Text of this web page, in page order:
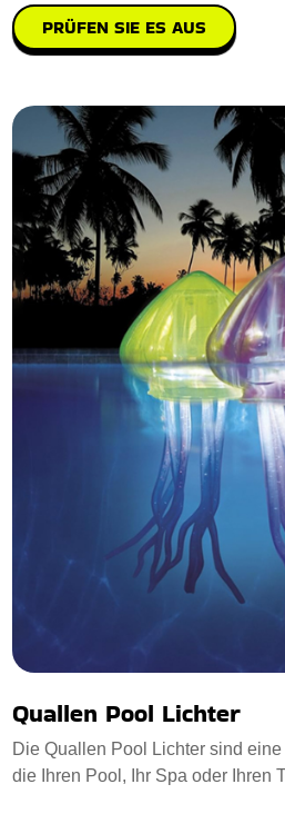
PRÜFEN SIE ES AUS
Quallen Pool Lichter
Die Quallen Pool Lichter sind
die Ihren Pool, Ihr Spa oder Ihren